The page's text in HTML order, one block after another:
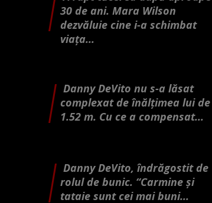
30 de ani. Mara Wilson
dezvăluie cine i-a schimbat
viața...
Danny DeVito nu s-a lăsat
complexat de înălțimea lui de
1.52 m. Cu ce a compensat...
Danny DeVito, îndrăgostit de
rolul de bunic. “Carmine și
tataie sunt cei mai buni...